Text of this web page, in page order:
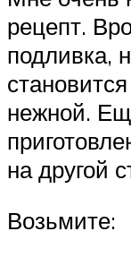
рецепт.
подливка,
нежной.
на другой
Возьмите: